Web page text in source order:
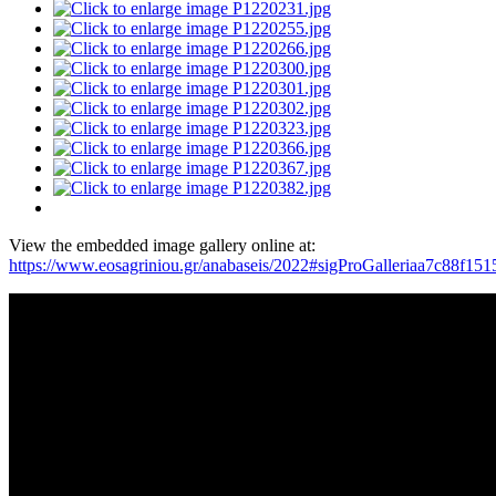
View the embedded image gallery online at:
https://www.eosagriniou.gr/anabaseis/